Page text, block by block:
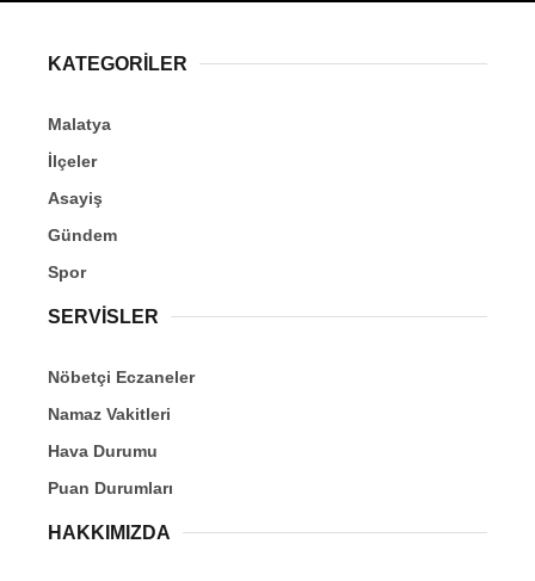
KATEGORİLER
Malatya
İlçeler
Asayiş
Gündem
Spor
SERVİSLER
Nöbetçi Eczaneler
Namaz Vakitleri
Hava Durumu
Puan Durumları
HAKKIMIZDA